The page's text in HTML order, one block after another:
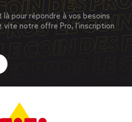
là pour répondre à vos besoins
vite notre offre Pro, l’inscription